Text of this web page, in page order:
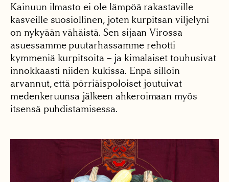
Kainuun ilmasto ei ole lämpöä rakastaville
kasveille suosiollinen, joten kurpitsan viljelyni
on nykyään vähäistä. Sen sijaan Virossa
asuessamme puutarhassamme rehotti
kymmeniä kurpitsoita – ja kimalaiset touhusivat
innokkaasti niiden kukissa. Enpä silloin
arvannut, että pörriäispoloiset joutuivat
medenkeruunsa jälkeen ahkeroimaan myös
itsensä puhdistamisessa.